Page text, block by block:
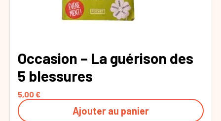
Occasion – La guérison des
5 blessures
5,00 €
Ajouter au panier